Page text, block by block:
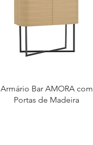
Armário Bar AMORA com
Portas de Madeira